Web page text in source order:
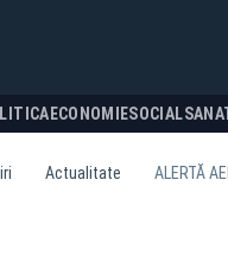
ECONOMIESOCIAL
Actualitate ALERTĂ